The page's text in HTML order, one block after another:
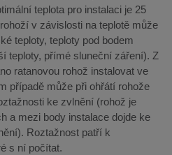
teplota pro instalaci je 25
v závislosti na teplotě může
teploty, teploty pod bodem
teploty, přímé sluneční záření). Z
ratanovou rohož instalovat ve
případě může při ohřátí rohože
ke zvlnění (rohož je
a mezi body instalace dojde ke
Roztažnost patří k
s ní počítat.